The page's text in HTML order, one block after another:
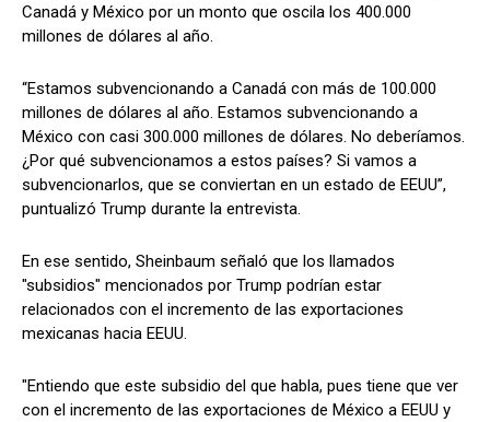
Canadá y México por un monto que oscila los 400.000
millones de dólares al año.
“Estamos subvencionando a Canadá con más de 100.000
millones de dólares al año. Estamos subvencionando a
México con casi 300.000 millones de dólares. No deberíamos.
¿Por qué subvencionamos a estos países? Si vamos a
subvencionarlos, que se conviertan en un estado de EEUU”,
puntualizó Trump durante la entrevista.
En ese sentido, Sheinbaum señaló que los llamados
"subsidios" mencionados por Trump podrían estar
relacionados con el incremento de las exportaciones
mexicanas hacia EEUU.
"Entiendo que este subsidio del que habla, pues tiene que ver
con el incremento de las exportaciones de México a EEUU y